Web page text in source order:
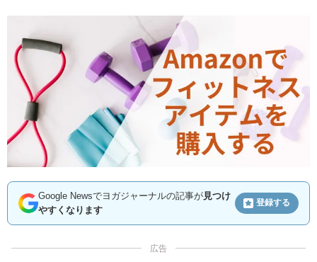
Google Newsでヨガジャーナルの記事が見つけ
やすくなります
登録する
広告